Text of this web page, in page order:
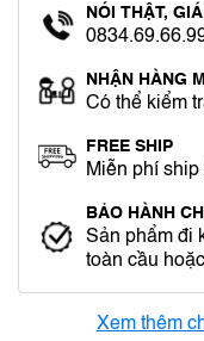
NÓI THẬT,
NHẬN HÀNG
Có thể kiểm
FREE SHIP
Miễn phí
BẢO HÀNH
Sản phẩm đi
toàn cầu
Xem thêm